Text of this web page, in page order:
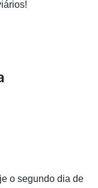
o segundo dia de